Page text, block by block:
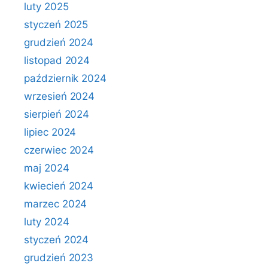
luty 2025
styczeń 2025
grudzień 2024
listopad 2024
październik 2024
wrzesień 2024
sierpień 2024
lipiec 2024
czerwiec 2024
maj 2024
kwiecień 2024
marzec 2024
luty 2024
styczeń 2024
grudzień 2023